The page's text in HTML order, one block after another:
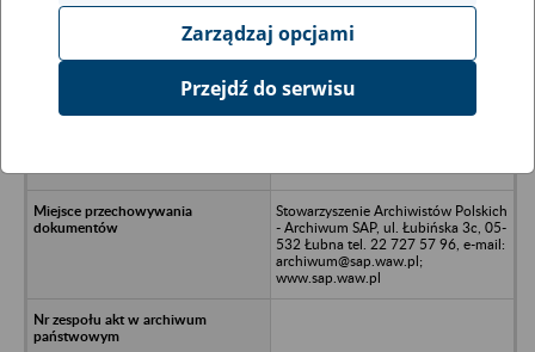
Ukryj wszystkie pozycje bazy
Emerpol Spółka z o.o. w likwidacji
Stowarzyszenie Archiwistów Polskich
- Archiwum SAP, ul. Łubińska 3c, 05-
532 Łubna tel. 22 727 57 96, e-mail:
archiwum@sap.waw.pl;
www.sap.waw.pl
Zarządzaj opcjami
Przejdź do serwisu